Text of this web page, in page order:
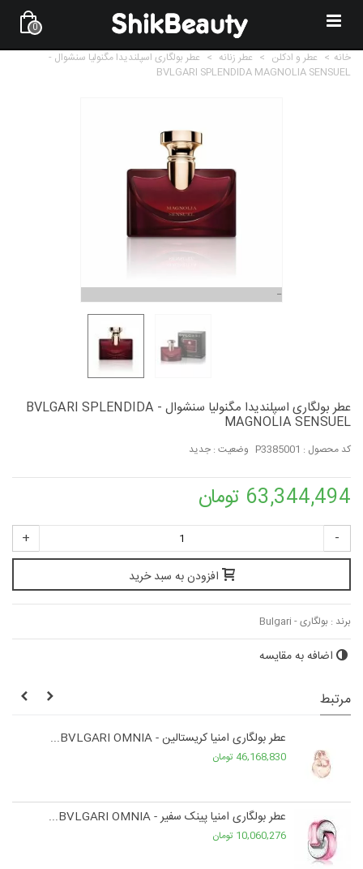
0
خانه > عطر و ادکلن > عطر زنانه > عطر بولگاری اسپلندیدا مگنولیا سنشوال -
BVLGARI SPLENDIDA MAGNOLIA SENSUEL
عطر بولگاری اسپلندیدا مگنولیا سنشوال - BVLGARI SPLENDIDA
MAGNOLIA SENSUEL
کد محصول : P3385001 وضعیت : جدید
63,344,494 تومان
-
+
افزودن به سبد خرید
برند : بولگاری - Bulgari
اضافه به مقایسه
مرتبط
عطر بولگاری امنیا کریستالین - BVLGARI OMNIA...
46,168,830 تومان
عطر بولگاری امنیا پینک سفیر - BVLGARI OMNIA...
10,060,276 تومان